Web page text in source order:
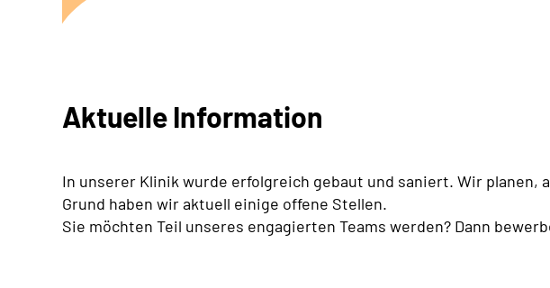
Aktuelle Information
In unserer Klinik wurde erfolgreich gebaut und saniert. Wir planen,
Grund haben wir aktuell einige offene Stellen.
Sie möchten Teil unseres engagierten Teams werden? Dann